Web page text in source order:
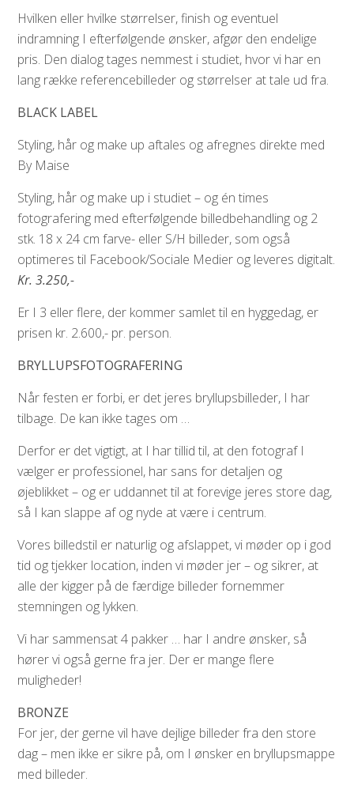
Hvilken eller hvilke størrelser, finish og eventuel
indramning I efterfølgende ønsker, afgør den endelige
pris. Den dialog tages nemmest i studiet, hvor vi har en
lang række referencebilleder og størrelser at tale ud fra.
BLACK LABEL
Styling, hår og make up aftales og afregnes direkte med
By Maise
Styling, hår og make up i studiet – og én times
fotografering med efterfølgende billedbehandling og 2
stk. 18 x 24 cm farve- eller S/H billeder, som også
optimeres til Facebook/Sociale Medier og leveres digitalt.
Kr. 3.250,-
Er I 3 eller flere, der kommer samlet til en hyggedag, er
prisen kr. 2.600,- pr. person.
BRYLLUPSFOTOGRAFERING
Når festen er forbi, er det jeres bryllupsbilleder, I har
tilbage. De kan ikke tages om …
Derfor er det vigtigt, at I har tillid til, at den fotograf I
vælger er professionel, har sans for detaljen og
øjeblikket – og er uddannet til at forevige jeres store dag,
så I kan slappe af og nyde at være i centrum.
Vores billedstil er naturlig og afslappet, vi møder op i god
tid og tjekker location, inden vi møder jer – og sikrer, at
alle der kigger på de færdige billeder fornemmer
stemningen og lykken.
Vi har sammensat 4 pakker … har I andre ønsker, så
hører vi også gerne fra jer. Der er mange flere
muligheder!
BRONZE
For jer, der gerne vil have dejlige billeder fra den store
dag – men ikke er sikre på, om I ønsker en bryllupsmappe
med billeder.